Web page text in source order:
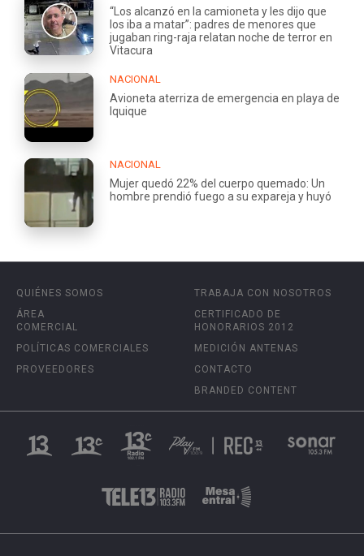
“Los alcanzó en la camioneta y les dijo que
los iba a matar”: padres de menores que
jugaban ring-raja relatan noche de terror en
Vitacura
NACIONAL
Avioneta aterriza de emergencia en playa de
Iquique
NACIONAL
Mujer quedó 22% del cuerpo quemado: Un
hombre prendió fuego a su expareja y huyó
QUIÉNES SOMOS
ÁREA
COMERCIAL
POLÍTICAS COMERCIALES
PROVEEDORES
TRABAJA CON NOSOTROS
CERTIFICADO DE
HONORARIOS 2012
MEDICIÓN ANTENAS
CONTACTO
BRANDED CONTENT